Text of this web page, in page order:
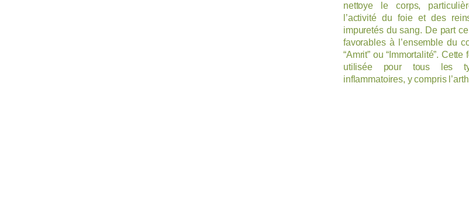
nettoye le corps,
l’activité du foie et des
impuretés du sang. De part
favorables à l’ensemble du
“Amrit” ou “Immortalité”.
utilisée pour tous les
inflammatoires, y compris